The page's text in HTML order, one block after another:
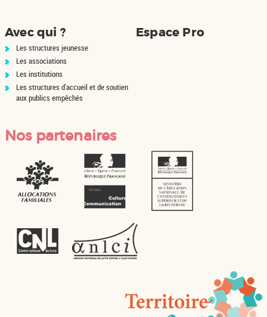
Avec qui ?
Les structures jeunesse
Les associations
Les institutions
Les structures d'accueil et de soutien
aux publics empêchés
Espace Pro
Nos partenaires